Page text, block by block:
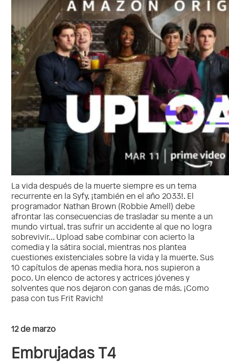
La vida después de la muerte siempre es un tema
recurrente en la Syfy, ¡también en el año 2033!. El
programador Nathan Brown (Robbie Amell) debe
afrontar las consecuencias de trasladar su mente a un
mundo virtual, tras sufrir un accidente al que no logra
sobrevivir… Upload sabe combinar con acierto la
comedia y la sátira social, mientras nos plantea
cuestiones existenciales sobre la vida y la muerte. Sus
10 capítulos de apenas media hora, nos supieron a
poco. Un elenco de actores y actrices jóvenes y
solventes que nos dejaron con ganas de más. ¡Como
pasa con tus Frit Ravich!
12 de marzo
Embrujadas T4